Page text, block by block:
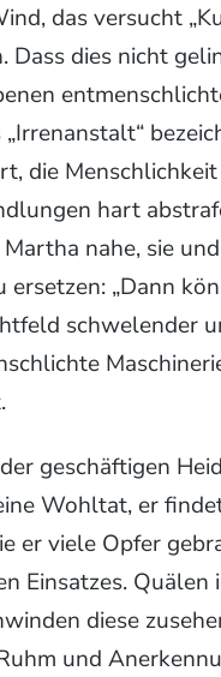
das versucht
Dass dies nicht
die
hart
nahe, sie
ersetzen: „Dann
schwelender
geschäftigen
Wohltat, er
er viele Opfer
Einsatzes.
diese
und